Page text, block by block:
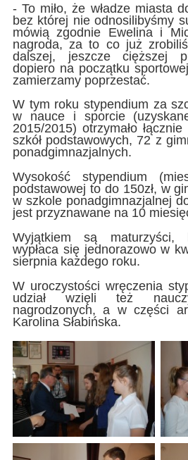
- To miło, że władze miasta
bez której nie odnosilibyśmy
mówią zgodnie Ewelina i
nagroda, za to co już
dalszej, jeszcze cięższej
dopiero na początku
zamierzamy poprzestać.
W tym roku stypendium za
w nauce i sporcie
2015/2015) otrzymało
szkół podstawowych, 72 z
ponadgimnazjalnych.
Wysokość stypendium
podstawowej to do 150zł, w
w szkole ponadgimnazjalnej
jest przyznawane na 10
Wyjątkiem są maturzyści,
wypłaca się jednorazowo w
sierpnia każdego roku.
W uroczystości wręczenia
udział wzięli też
nagrodzonych, a w części
Karolina Słabińska.